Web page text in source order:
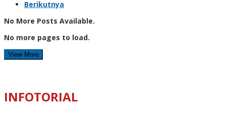
Berikutnya
No More Posts Available.
No more pages to load.
View More
INFOTORIAL